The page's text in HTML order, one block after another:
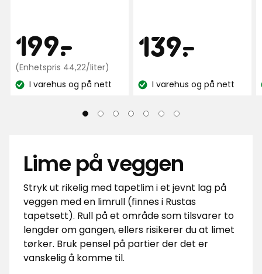
Pris
199-
.
kr
(Enhetspris 44,22/liter)
kr
Lagerbalanse:
I varehus og på nett
Pris
139-
.
kr
Lagerbalanse:
I varehus og på nett
Lime på veggen
Stryk ut rikelig med tapetlim i et jevnt lag på
veggen med en limrull (finnes i Rustas
tapetsett). Rull på et område som tilsvarer to
lengder om gangen, ellers risikerer du at limet
tørker. Bruk pensel på partier der det er
vanskelig å komme til.